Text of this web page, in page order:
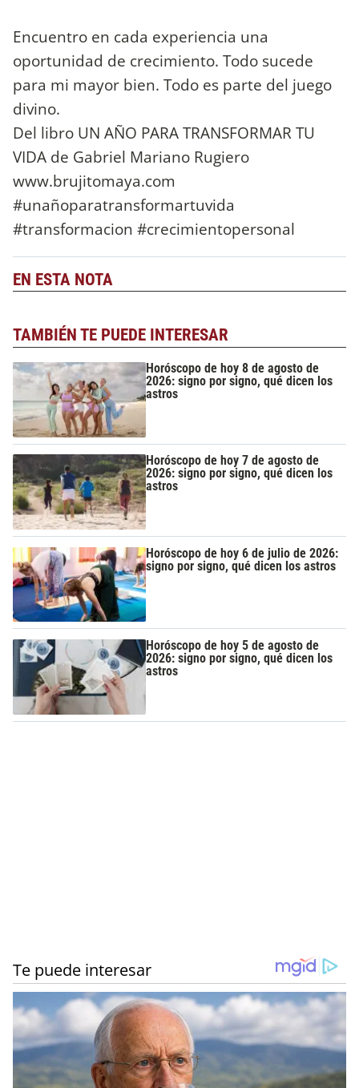
Encuentro en cada experiencia una
oportunidad de crecimiento. Todo sucede
para mi mayor bien. Todo es parte del juego
divino.
Del libro UN AÑO PARA TRANSFORMAR TU
VIDA de Gabriel Mariano Rugiero
www.brujitomaya.com
#unañoparatransformartuvida
#transformacion #crecimientopersonal
EN ESTA NOTA
TAMBIÉN TE PUEDE INTERESAR
Horóscopo de hoy 8 de agosto de
2026: signo por signo, qué dicen los
astros
Horóscopo de hoy 7 de agosto de
2026: signo por signo, qué dicen los
astros
Horóscopo de hoy 6 de julio de 2026:
signo por signo, qué dicen los astros
Horóscopo de hoy 5 de agosto de
2026: signo por signo, qué dicen los
astros